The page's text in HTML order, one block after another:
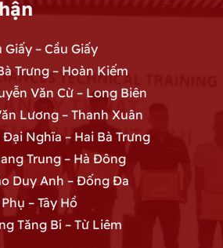
Giấy – Cầu Giấy
Trưng – Hoàn Kiếm
Văn Cừ – Long Biên
Lương – Thanh Xuân
Đại Nghĩa – Hai Bà Trưng
Trung – Hà Đông
Duy Anh – Đống Đa
– Tây Hồ
Tăng Bí – Từ Liêm